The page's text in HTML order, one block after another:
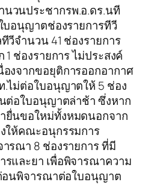
นวนประชากรพ.อ.ดร.นที
บอนุญาตช่องรายการทีวี
วีจำนวน 41 ช่องรายการ
ช่องรายการ ไม่ประสงค์
งจากขอยุติการออกอากาศ
ไม่ต่อใบอนุญาตให้ 5 ช่อง
ต่อใบอนุญาตล่าช้า ซึ่งหาก
ยื่นขอใหม่ทั้งหมดนอกจาก
ให้คณะอนุกรรมการ
รณา 8 ช่องรายการ ที่มี
และยา เพื่อพิจารณาความ
อนพิจารณาต่อใบอนุญาต